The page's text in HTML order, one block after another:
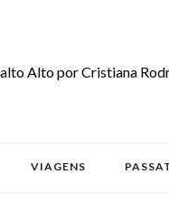
VIAGENS